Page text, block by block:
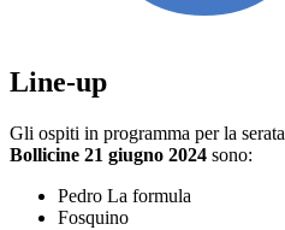
Line-up
Gli ospiti in programma per la serata
Bollicine 21 giugno 2024 sono:
Pedro La formula
Fosquino